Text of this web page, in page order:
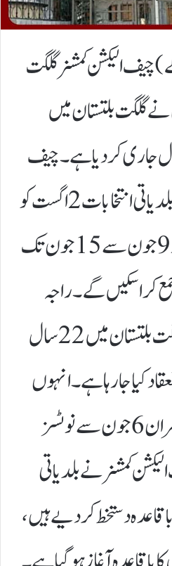
الیکشن کمشنر گلگت
گلگت بلتستان میں
جاری کر دیا ہے۔چیف
الیکشن کمشنر کے مطابق بلدیاتی انتخابات 2 اگست کو
ہوں گے، جبکہ امیدوار 9 جون سے 15 جون تک
کرا سکیں گے۔راجہ
شہباز خان نے کہا کہ گلگت بلتستان میں 22 سال
کیا جا رہا ہے۔ انہوں
نے بتایا کہ ریٹرننگ افسران 6 جون سے نوٹسز
کمشنر نے بلدیاتی
دستخط کر دیے ہیں،